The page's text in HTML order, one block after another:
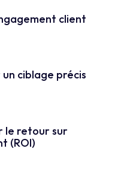
client
ciblage précis
le retour sur
(ROI)